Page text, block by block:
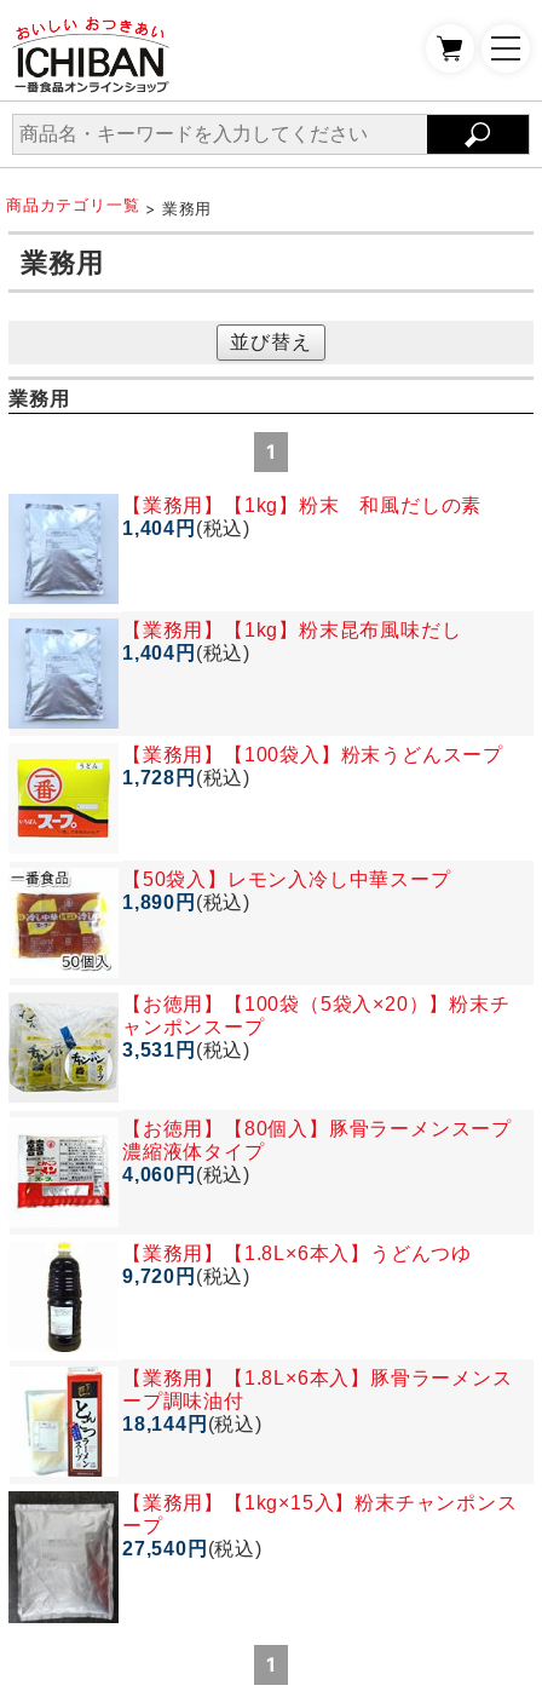
商品カテゴリ一覧 > 業務用
業務用
並び替え
業務用
1
【業務用】
【1kg】粉末 和風だしの素
1,404円 (税込)
【業務用】
【1kg】粉末昆布風味だし
1,404円 (税込)
【業務用】
【100袋入】粉末うどんスープ
1,728円 (税込)
【50袋入】レモン入冷し中華スープ
1,890円 (税込)
【お徳用】
【100袋（5袋入×20）】粉末チ
ャンポンスープ
3,531円 (税込)
【お徳用】
【80個入】豚骨ラーメンスープ
濃縮液体タイプ
4,060円 (税込)
【業務用】
【1.8L×6本入】うどんつゆ
9,720円 (税込)
【業務用】
【1.8L×6本入】豚骨ラーメンス
ープ調味油付
18,144円 (税込)
【業務用】
【1kg×15入】粉末チャンポンス
ープ
27,540円 (税込)
1